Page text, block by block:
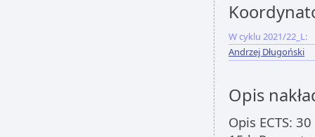
W cyklu 2021/22_L:
Andrzej Długoński
Opis
Opis ECTS: